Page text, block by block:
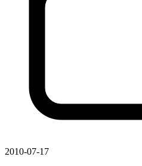
2010-07-17